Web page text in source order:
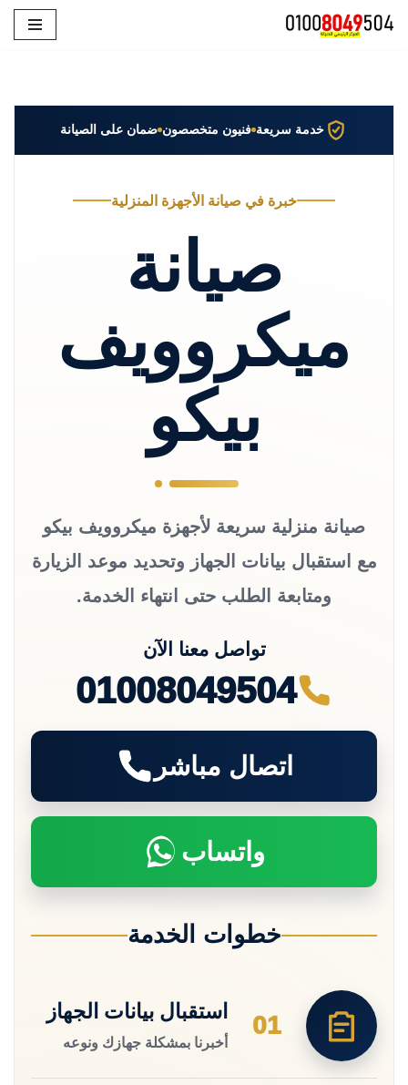
خدمة سريعة فنيون متخصصون ضمان على الصيانة
خبرة في صيانة الأجهزة المنزلية
صيانة
ميكروويف
بيكو
صيانة منزلية سريعة لأجهزة ميكروويف بيكو
مع استقبال بيانات الجهاز وتحديد موعد الزيارة
ومتابعة الطلب حتى انتهاء الخدمة.
تواصل معنا الآن
01008049504
اتصال مباشر
واتساب
خطوات الخدمة
01
استقبال بيانات الجهاز
أخبرنا بمشكلة جهازك ونوعه